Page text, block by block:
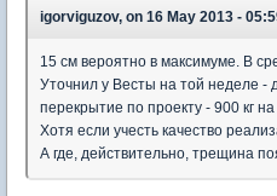
igorviguzov, on 16 May 2013 -
15 см вероятно в максимуме. В
Уточнил у Весты на той неделе -
перекрытие по проекту - 900 кг
Хотя если учесть качество
А где, действительно, трещина